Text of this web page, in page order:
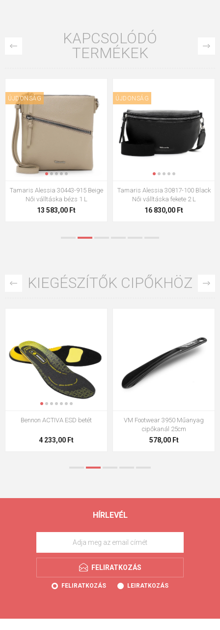
KAPCSOLÓDÓ
TERMÉKEK
ÚJDONSÁG
Tamaris Alessia 30817-300 White
női válltáska fehér 2 L
16 830,00 Ft
ÚJDONSÁG
Tamaris Alessia 30817-915 Beige
Női válltáska bézs 2 L
16 830,00 Ft
KIEGÉSZÍTŐK CIPŐKHÖZ
VM Footwear 3009 talpbetét
2 108,00 Ft
VM Footwear 3102 Lapos fűző
317,90 Ft
HÍRLEVÉL
FELIRATKOZÁS
FELIRATKOZÁS LEIRATKOZÁS